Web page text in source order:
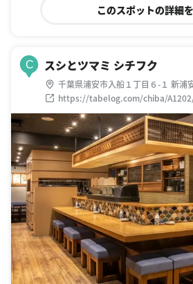
このスポットの詳細
C スシとツマミ シチフク
千葉県浦安市入船１丁目６-１ 新浦
https://tabelog.com/chiba/